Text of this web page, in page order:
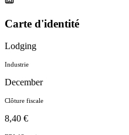
Carte d'identité
Lodging
Industrie
December
Clôture fiscale
8,40 €